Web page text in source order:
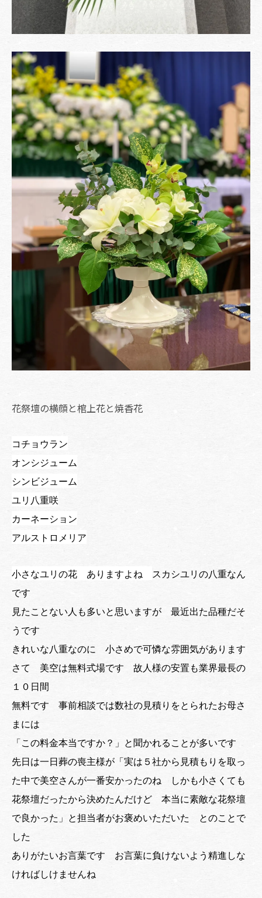
花祭壇の横顔と棺上花と焼香花
コチョウラン
オンシジューム
シンビジューム
ユリ八重咲
カーネーション
アルストロメリア
小さなユリの花 ありますよね
スカシユリの八重なん
です
見たことない人も多いと思いますが 最近出た品種だそ
うです
きれいな八重なのに 小さめで可憐な雰囲気があります
さて 美空は無料式場です 故人様の安置も業界最長の
１０日間
無料です 事前相談では数社の見積りをとられたお母さ
まには
「この料金本当ですか？」と聞かれることが多いです
先日は一日葬の喪主様が「実は５社から見積もりを取っ
た中で美空さんが一番安かったのね しかも小さくても
花祭壇だったから決めたんだけど 本当に素敵な花祭壇
で良かった」と担当者がお褒めいただいた とのことで
した
ありがたいお言葉です お言葉に負けないよう精進しな
ければしけませんね